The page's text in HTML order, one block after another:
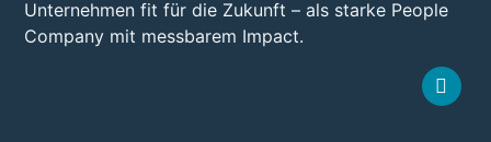
Unternehmen fit für die Zukunft – als starke People
Company mit messbarem Impact.